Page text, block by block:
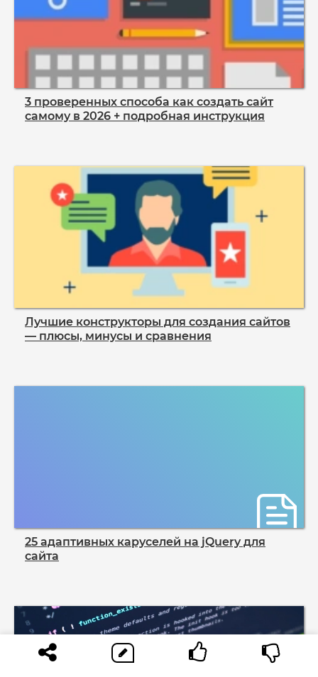
3 проверенных способа как создать сайт
самому в 2026 + подробная инструкция
Лучшие конструкторы для создания сайтов
— плюсы, минусы и сравнения
25 адаптивных каруселей на jQuery для
сайта